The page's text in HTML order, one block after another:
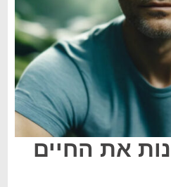
את החיים